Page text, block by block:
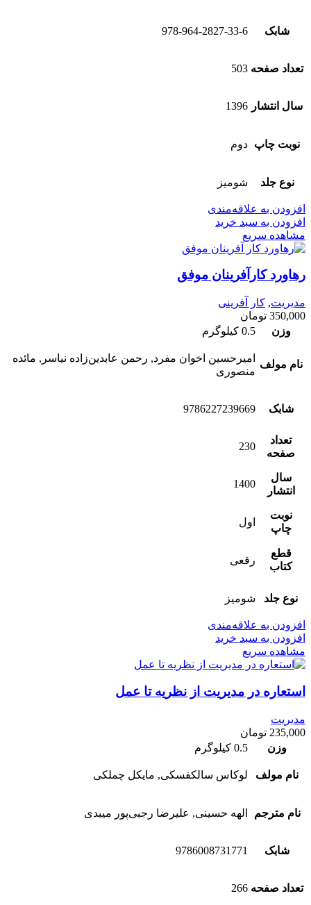
شابک 978-964-2827-33-6
تعداد صفحه 503
سال انتشار 1396
نوبت چاپ دوم
نوع جلد شومیز
افزودن به علاقه‌مندی
افزودن به سبد خرید
مشاهده سریع
رهاورد کار‌آفرینان موفق
مدیریت, کار آفرینی
350,000 تومان
وزن
0.5 کیلوگرم
نام مولف
امیرحسین اخوان مفرد, رحمن عابدین‌زاده نیاسر, مائده
منصوری
شابک 9786227239669
تعداد
صفحه
230
سال
انتشار
1400
نوبت
چاپ
اول
قطع
کتاب
رقعی
نوع جلد شومیز
افزودن به علاقه‌مندی
افزودن به سبد خرید
مشاهده سریع
استعاره در مدیریت از نظریه تا عمل
مدیریت
235,000 تومان
وزن
0.5 کیلوگرم
نام مولف لوکاس سالکفسکی, مایکل چملکی
نام مترجم الهه حسینی, علیرضا رجبی‌پور میبدی
شابک 9786008731771
تعداد صفحه 266